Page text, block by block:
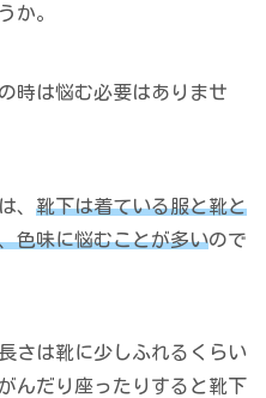
か。
時は悩む必要はありませ
、 靴下は着ている服と靴と
色味に悩むことが多いので
さは靴に少しふれるくらい
んだり座ったりすると靴下